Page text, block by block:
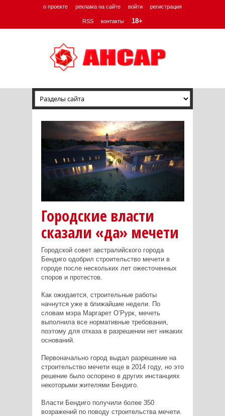
о проекте реклама на сайте войти регистрация
RSS контакты 18+
Городские власти
сказали «да» мечети
Городской совет австралийского города
Бендиго одобрил строительство мечети в
городе после нескольких лет ожесточенных
споров и протестов.
Как ожидается, строительные работы
начнутся уже в ближайшие недели. По
словам мэра Маргарет О’Рурк, мечеть
выполнила все нормативные требования,
поэтому для отказа в разрешении нет никаких
оснований.
Первоначально город выдал разрешение на
строительство мечети еще в 2014 году, но это
решение было оспорено в других инстанциях
некоторыми жителями Бендиго.
Власти Бендиго получили более 350
возражений по поводу строительства мечети.